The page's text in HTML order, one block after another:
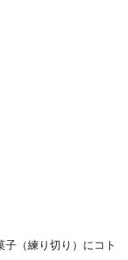
（練り切り）にコト